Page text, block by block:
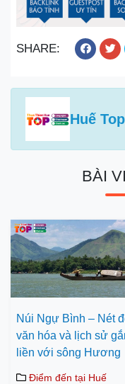
SHARE:
Huế
BÀI
Núi Ngự Bình – Nét
văn hóa và lịch sử
liền với sông Hương
Điểm đến tại Huế